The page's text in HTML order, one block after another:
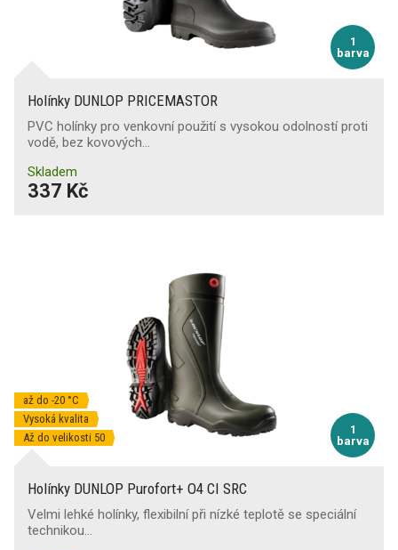
1
barva
Holínky DUNLOP PRICEMASTOR
PVC holínky pro venkovní použití s vysokou odolností proti
vodě, bez kovových…
Skladem
337 Kč
1
barva
až do -20 °C
Vysoká kvalita
Až do velikosti 50
Holínky DUNLOP Purofort+ O4 CI SRC
Velmi lehké holínky, flexibilní při nízké teplotě se speciální
technikou…